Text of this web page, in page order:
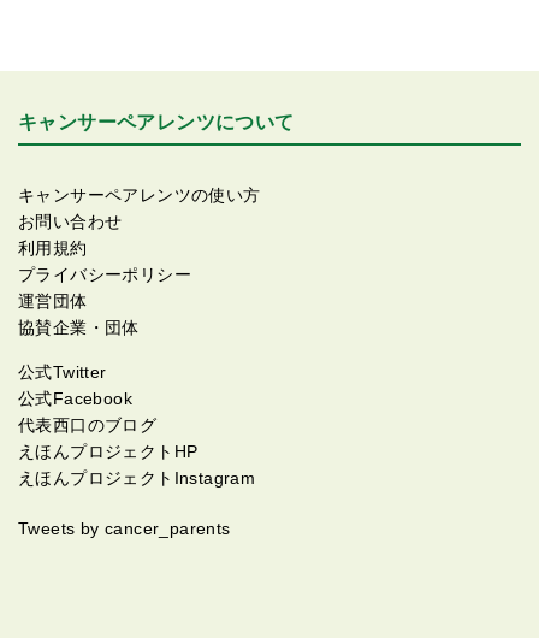
キャンサーペアレンツについて
キャンサーペアレンツの使い方
お問い合わせ
利用規約
プライバシーポリシー
運営団体
協賛企業・団体
公式Twitter
公式Facebook
代表西口のブログ
えほんプロジェクトHP
えほんプロジェクトInstagram
Tweets by cancer_parents